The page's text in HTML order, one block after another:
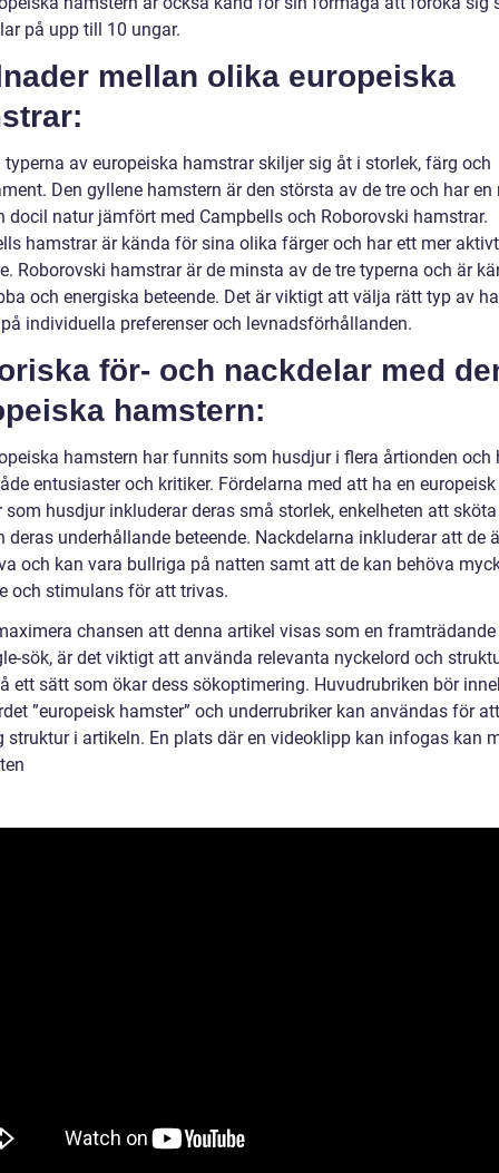
på upp till 10 ungar.
mellan olika europeiska
typerna av europeiska hamstrar skiljer sig åt i storlek, färg och
Den gyllene hamstern är den största av de tre och har en
docil natur jämfört med Campbells och Roborovski hamstrar.
hamstrar är kända för sina olika färger och har ett mer aktivt
Roborovski hamstrar är de minsta av de tre typerna och är
och energiska beteende. Det är viktigt att välja rätt typ av
individuella preferenser och levnadsförhållanden.
för- och nackdelar med
hamstern:
hamstern har funnits som husdjur i flera årtionden och
entusiaster och kritiker. Fördelarna med att ha en europeisk
som husdjur inkluderar deras små storlek, enkelheten att
deras underhållande beteende. Nackdelarna inkluderar att de
och kan vara bullriga på natten samt att de kan behöva
och stimulans för att trivas.
chansen att denna artikel visas som en
sök, är det viktigt att använda relevanta nyckelord och
ett sätt som ökar dess sökoptimering. Huvudrubriken bör
”europeisk hamster” och underrubriker kan användas för
struktur i artikeln. En plats där en videoklipp kan infogas kan